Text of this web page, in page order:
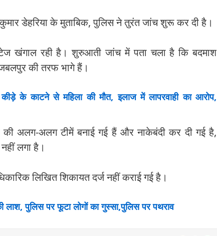
डेहरिया के मुताबिक, पुलिस ने तुरंत जांच शुरू कर दी है।
खंगाल रही है। शुरुआती जांच में पता चला है कि बदमाश
की तरफ भागे हैं।
के काटने से महिला की मौत, इलाज में लापरवाही का आरोप,
की अलग-अलग टीमें बनाई गई हैं और नाकेबंदी कर दी गई है,
लगा है।
लिखित शिकायत दर्ज नहीं कराई गई है।
पुलिस पर फूटा लोगों का गुस्सा,पुलिस पर पथराव